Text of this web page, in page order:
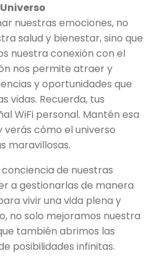
nuestras emociones, no
salud y bienestar, sino que
nuestra conexión con el
nos permite atraer y
y oportunidades que
vidas. Recuerda, tus
WiFi personal. Mantén esa
cómo el universo
maravillosas.
de nuestras
a gestionarlas de manera
vivir una vida plena y
no solo mejoramos nuestra
también abrimos las
posibilidades infinitas.